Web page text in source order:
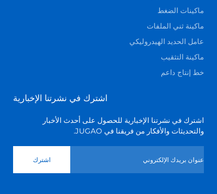
ماكينات الضغط
ماكينة ثني الملفات
عامل الحديد الهيدروليكي
ماكينة التثقيب
خط إنتاج داعم
اشترك في نشرتنا الإخبارية
اشترك في نشرتنا الإخبارية للحصول على أحدث الأخبار
والتحديثات والأفكار من فريقنا في JUGAO.
اشترك